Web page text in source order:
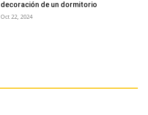
decoración de un dormitorio
Oct 22, 2024